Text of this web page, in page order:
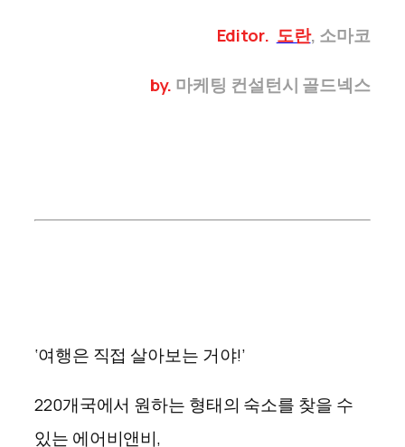
Editor. 도란, 소마코
by. 마케팅 컨설턴시 골드넥스
‘여행은 직접 살아보는 거야!’
220개국에서 원하는 형태의 숙소를 찾을 수
있는 에어비앤비,